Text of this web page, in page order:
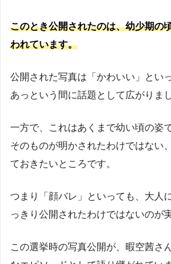
このとき公開されたのは、幼少期の
われています。
公開された写真は「かわいい」とい
あっという間に話題として広がりまし
一方で、これはあくまで幼い頃の姿
そのものが明かされたわけではない
ておきたいところです。
つまり「顔バレ」といっても、大人
っきり公開されたわけではないのが
この選挙時の写真公開が、暇空茜さ